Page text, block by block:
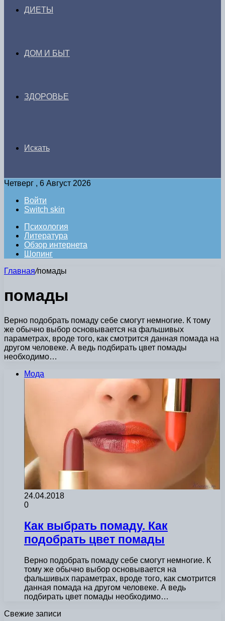
ДИЕТЫ
ДОМ И БЫТ
ЗДОРОВЬЕ
Искать
Четверг , 6 Август 2026
Войти
Switch skin
Психология
Литература
Обзор интернета
Шопинг
Главная/помады
помады
Верно подобрать помаду себе смогут немногие. К тому
же обычно выбор основывается на фальшивых
параметрах, вроде того, как смотрится данная помада на
другом человеке. А ведь подбирать цвет помады
необходимо…
Мода
24.04.2018
0
Как выбрать помаду. Как
подобрать цвет помады
Верно подобрать помаду себе смогут немногие. К
тому же обычно выбор основывается на
фальшивых параметрах, вроде того, как смотрится
данная помада на другом человеке. А ведь
подбирать цвет помады необходимо…
Свежие записи